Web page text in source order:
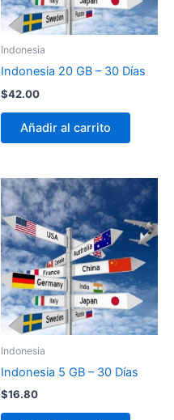
Indonesia
Indonesia 20 GB – 30 Días
$42.00
Añadir al carrito
Indonesia
Indonesia 5 GB – 30 Días
$16.80